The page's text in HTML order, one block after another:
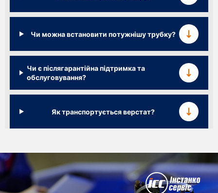
Чи можна встановити потужнішу трубку?
Чи є післягарантійна підтримка та
обслуговування?
Як транспортується верстат?